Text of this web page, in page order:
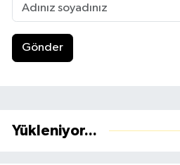
Gönder
Yükleniyor...